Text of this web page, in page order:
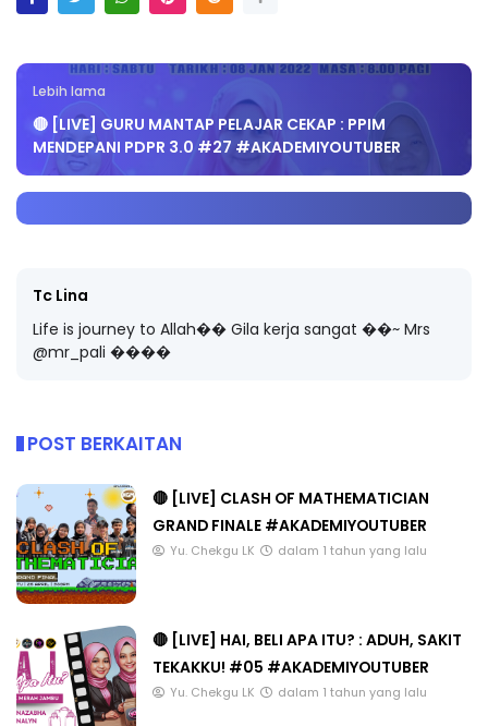
Lebih lama
🔴 [LIVE] GURU MANTAP PELAJAR CEKAP : PPIM
MENDEPANI PDPR 3.0 #27 #AKADEMIYOUTUBER
Tc Lina
Life is journey to Allah�� Gila kerja sangat ��~ Mrs
@mr_pali ����
POST BERKAITAN
🔴 [LIVE] CLASH OF MATHEMATICIAN
GRAND FINALE #AKADEMIYOUTUBER
Yu. Chekgu LK dalam 1 tahun yang lalu
🔴 [LIVE] HAI, BELI APA ITU? : ADUH, SAKIT
TEKAKKU! #05 #AKADEMIYOUTUBER
Yu. Chekgu LK dalam 1 tahun yang lalu